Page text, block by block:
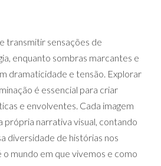
transmitir sensações de
enquanto sombras marcantes e
dramaticidade e tensão. Explorar
é essencial para criar
e envolventes. Cada imagem
própria narrativa visual, contando
diversidade de histórias nos
mundo em que vivemos e como